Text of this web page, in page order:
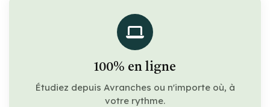
100% en ligne
Étudiez depuis Avranches ou n'importe où, à
votre rythme.